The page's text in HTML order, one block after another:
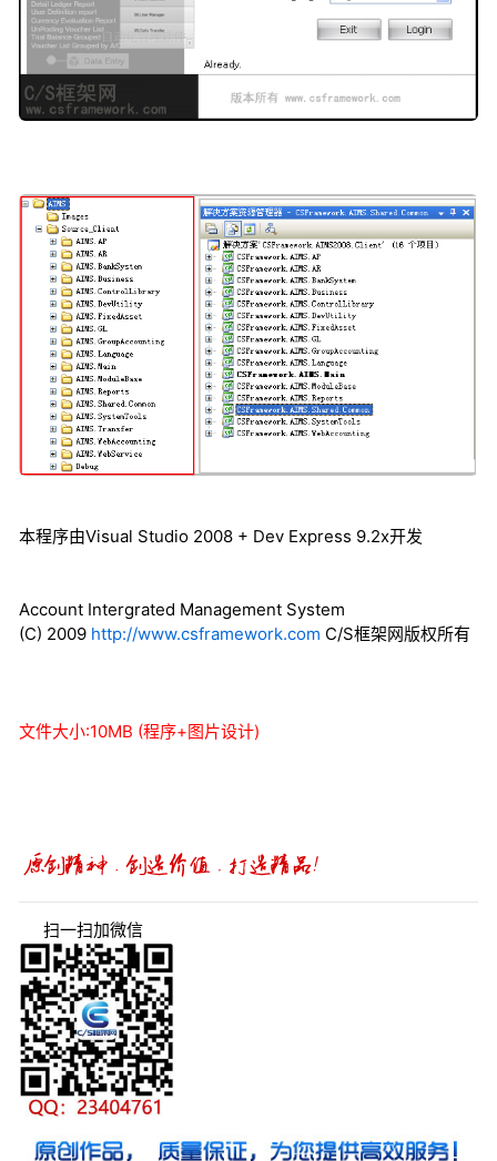
本程序由Visual Studio 2008 + Dev Express 9.2x开发
Account Intergrated Management System
(C) 2009 http://www.csframework.com C/S框架网版权所有
文件大小:10MB (程序+图片设计)
扫一扫加微信